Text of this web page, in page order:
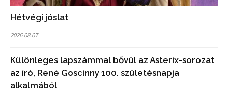
Hétvégi jóslat
2026.08.07
Különleges lapszámmal bővül az Asterix-sorozat
az író, René Goscinny 100. születésnapja
alkalmából